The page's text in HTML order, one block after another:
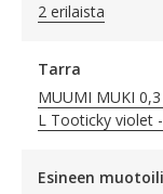
2 erilaista
Tarra
MUUMI MUKI
L Tooticky violet
Esineen